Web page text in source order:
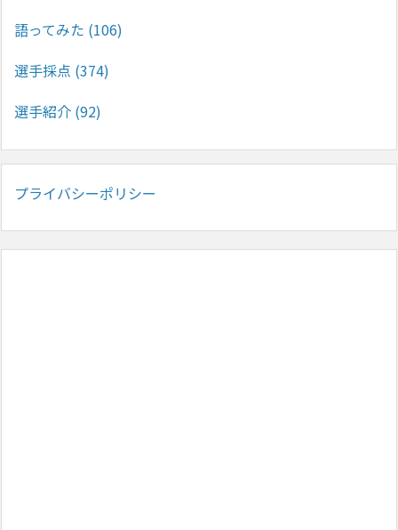
語ってみた (106)
選手採点 (374)
選手紹介 (92)
プライバシーポリシー